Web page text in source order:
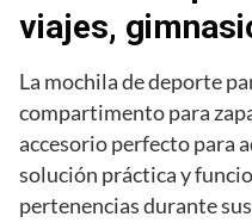
viajes,
La mochila de deporte
compartimento para
accesorio perfecto para
solución práctica y
pertenencias durante